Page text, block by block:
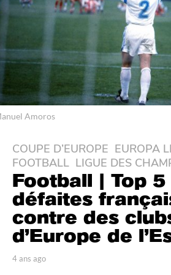
Amoros
4
a
n
s
a
g
o
COUPE D’EUROPE ,EUROPA
FOOTBALL ,LIGUE DES
Football | Top
défaites
contre des
d’Europe de
p
4 ans ago